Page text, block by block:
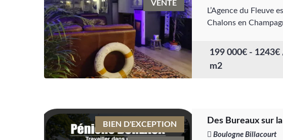
VENTE
L’Agence du Fleuve
Chalons en
199 000€ - 1243€
m2
BIEN D'EXCEPTION Des Bureaux sur
Boulogne Billacourt